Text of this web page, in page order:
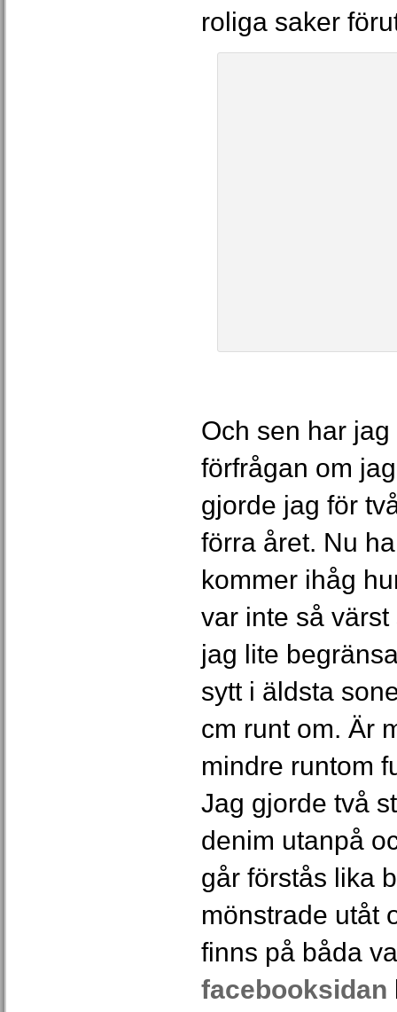
roliga saker
Och sen har
förfrågan om
gjorde jag för
förra året. Nu
kommer ihåg
var inte så
jag lite
sytt i äldsta
cm runt om. Är
mindre runtom
Jag gjorde två
denim utanpå
går förstås lika
mönstrade utåt
finns på båda
facebooksidan